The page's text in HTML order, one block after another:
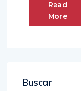
Read
More
Buscar